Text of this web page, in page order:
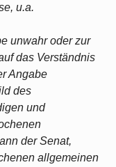
u.a.
unwahr oder zur
das Verständnis
Angabe
des
und
der Senat,
allgemeinen